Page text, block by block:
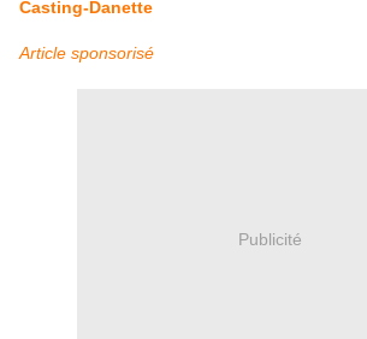
Casting-Danette
Article sponsorisé
Publicité